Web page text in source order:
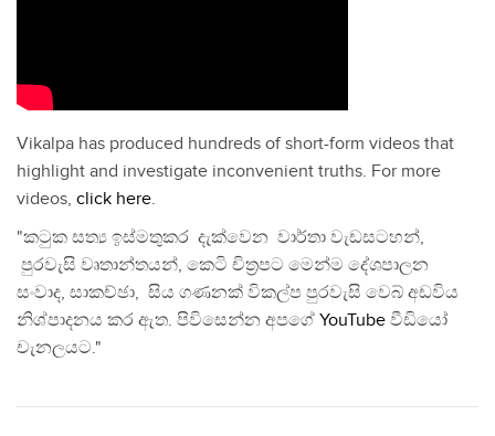
Vikalpa has produced hundreds of short-form videos that
highlight and investigate inconvenient truths. For more
videos, click here.
"කටුක සත්‍ය ඉස්මතුකර දැක්වෙන වාර්තා වැඩසටහන්,
පුරවැසි වෘතාන්තයන්, කෙටි චිත්‍රපට මෙන්ම දේශපාලන
සංවාද, සාකච්ඡා, සිය ගණනක් විකල්ප පුරවැසි වෙබ් අඩවිය
නිශ්පාදනය කර ඇත. පිවිසෙන්න අපගේ YouTube වීඩියෝ
චැනලයට."